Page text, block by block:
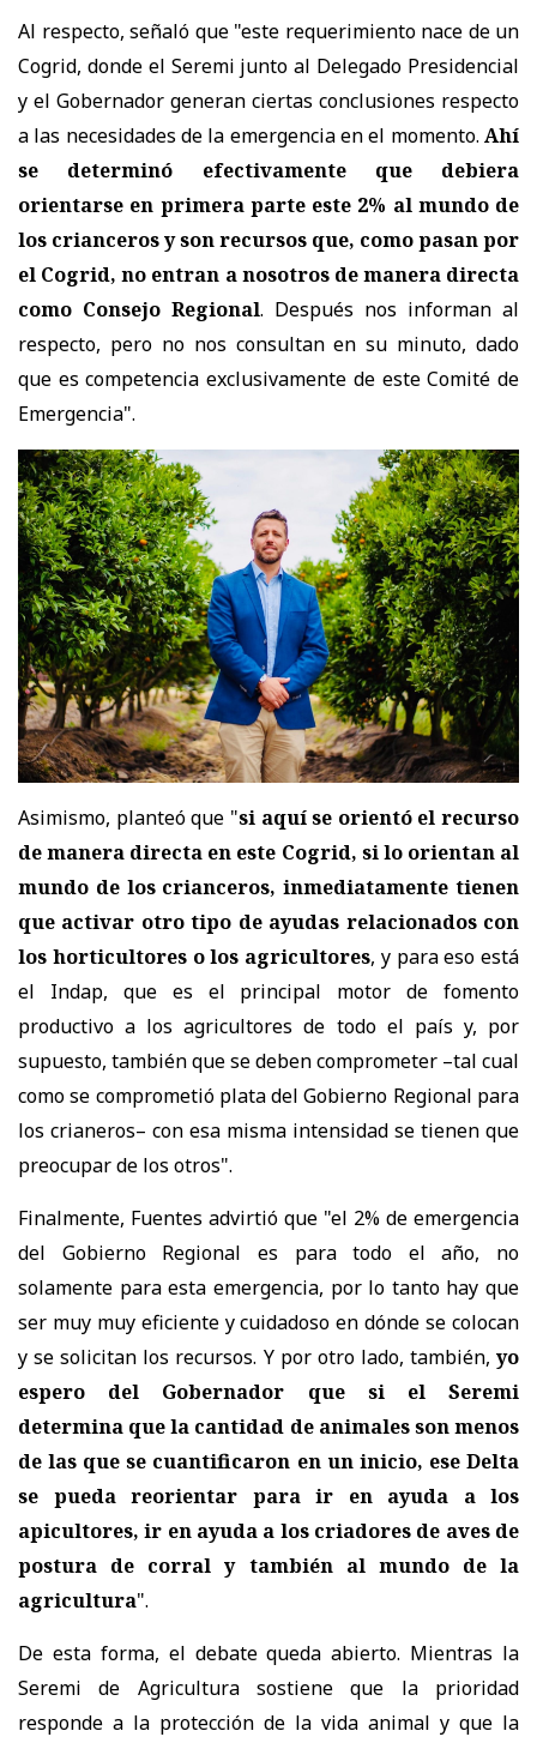
Al respecto, señaló que "este requerimiento nace de un
Cogrid, donde el Seremi junto al Delegado Presidencial
y el Gobernador generan ciertas conclusiones respecto
a las necesidades de la emergencia en el momento. Ahí
se determinó efectivamente que debiera
orientarse en primera parte este 2% al mundo de
los crianceros y son recursos que, como pasan por
el Cogrid, no entran a nosotros de manera directa
como Consejo Regional. Después nos informan al
respecto, pero no nos consultan en su minuto, dado
que es competencia exclusivamente de este Comité de
Emergencia".
Asimismo, planteó que "si aquí se orientó el recurso
de manera directa en este Cogrid, si lo orientan al
mundo de los crianceros, inmediatamente tienen
que activar otro tipo de ayudas relacionados con
los horticultores o los agricultores, y para eso está
el Indap, que es el principal motor de fomento
productivo a los agricultores de todo el país y, por
supuesto, también que se deben comprometer –tal cual
como se comprometió plata del Gobierno Regional para
los crianeros– con esa misma intensidad se tienen que
preocupar de los otros".
Finalmente, Fuentes advirtió que "el 2% de emergencia
del Gobierno Regional es para todo el año, no
solamente para esta emergencia, por lo tanto hay que
ser muy muy eficiente y cuidadoso en dónde se colocan
y se solicitan los recursos. Y por otro lado, también, yo
espero del Gobernador que si el Seremi
determina que la cantidad de animales son menos
de las que se cuantificaron en un inicio, ese Delta
se pueda reorientar para ir en ayuda a los
apicultores, ir en ayuda a los criadores de aves de
postura de corral y también al mundo de la
agricultura".
De esta forma, el debate queda abierto. Mientras la
Seremi de Agricultura sostiene que la prioridad
responde a la protección de la vida animal y que la